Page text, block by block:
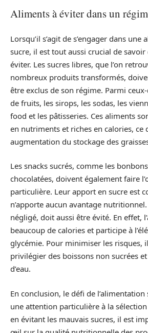
Aliments à éviter dans un
Lorsqu’il s’agit de s’engager dans
sucre, il est tout aussi crucial de
éviter. Les sucres libres, que l’on
nombreux produits transformés,
être exclus de son régime. Parmi
de fruits, les sirops, les sodas, les
food et les pâtisseries. Ces aliments
en nutriments et riches en calories, ce
augmentation du stockage des
Les snacks sucrés, comme les
chocolatées, doivent également faire
particulière. Leur apport en sucre est
n’apporte aucun avantage nutritionnel.
négligé, doit aussi être évité. En effet,
beaucoup de calories et participe à
glycémie. Pour minimiser les risques,
privilégier des boissons non sucrées
d’eau.
En conclusion, le défi de l’alimentation
une attention particulière à la
en évitant les mauvais sucres, il est